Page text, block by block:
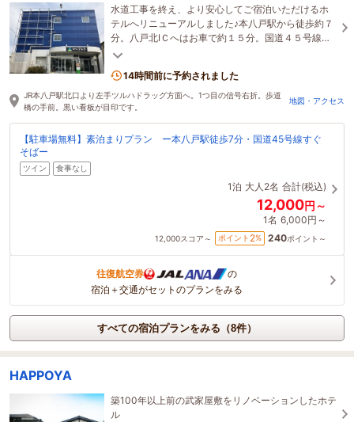
水道工事を終え、より安心してご宿泊いただけるホ
テルへリニューアルしました♪本八戸駅から徒歩約７
分。八戸北ⅠＣへはお車で約１５分。国道４５号線に
近い好立地なビジネスホテルです！
14時間前に予約されました
JR本八戸駅北口より左手ツルハドラッグ方面へ。1つ目の信号右折。歩道
橋の手前。黒い看板が目印です。
地図・アクセス
【駐車場無料】素泊まりプラン ー本八戸駅徒歩7分・国道45号線すぐ
そばー
ツイン 食事なし
1泊 大人2名 合計(税込)
12,000円～
1名 6,000円～
12,000スコア～ ポイント 2% 240ポイント～
往復航空券
の
宿泊＋交通がセットのプランをみる
すべての宿泊プランをみる（8件）
HAPPOYA
築100年以上前の武家屋敷をリノベーションしたホテ
ル